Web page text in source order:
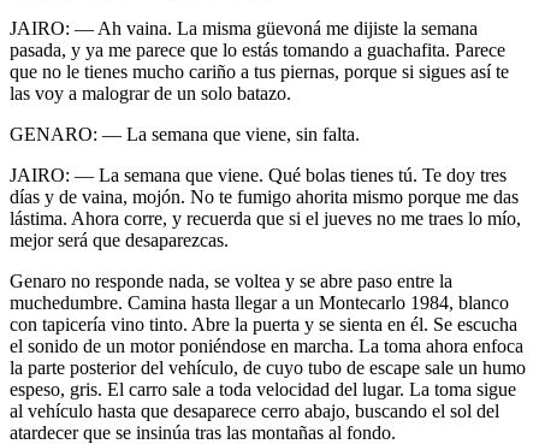
JAIRO: — Ah vaina. La misma güevoná me dijiste la semana
pasada, y ya me parece que lo estás tomando a guachafita. Parece
que no le tienes mucho cariño a tus piernas, porque si sigues así te
las voy a malograr de un solo batazo.
GENARO: — La semana que viene, sin falta.
JAIRO: — La semana que viene. Qué bolas tienes tú. Te doy tres
días y de vaina, mojón. No te fumigo ahorita mismo porque me das
lástima. Ahora corre, y recuerda que si el jueves no me traes lo mío,
mejor será que desaparezcas.
Genaro no responde nada, se voltea y se abre paso entre la
muchedumbre. Camina hasta llegar a un Montecarlo 1984, blanco
con tapicería vino tinto. Abre la puerta y se sienta en él. Se escucha
el sonido de un motor poniéndose en marcha. La toma ahora enfoca
la parte posterior del vehículo, de cuyo tubo de escape sale un humo
espeso, gris. El carro sale a toda velocidad del lugar. La toma sigue
al vehículo hasta que desaparece cerro abajo, buscando el sol del
atardecer que se insinúa tras las montañas al fondo.